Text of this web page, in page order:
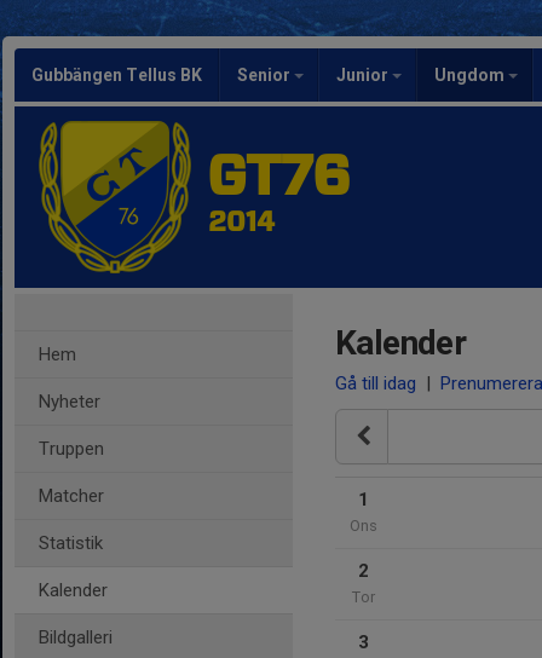
Gubbängen Tellus BK Senior Junior Ungdom
GT76
2014
Hem
Nyheter
Truppen
Matcher
Statistik
Kalender
Bildgalleri
Kalender
Gå till idag | Prenumerera
1
Ons
2
Tor
3